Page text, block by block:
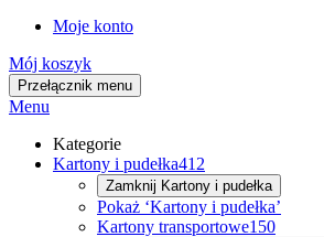
Moje konto
Mój koszyk
Przełącznik menu
Menu
Kategorie
Kartony i pudełka412
Zamknij Kartony i pudełka
Pokaż ‘Kartony i pudełka’
Kartony transportowe150